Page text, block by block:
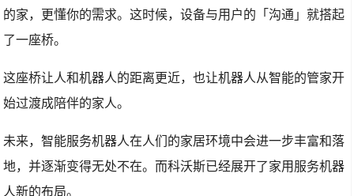
的家，更懂你的需求。这时候，设备与用户的「沟通」就搭起
了一座桥。
这座桥让人和机器人的距离更近，也让机器人从智能的管家开
始过渡成陪伴的家人。
未来，智能服务机器人在人们的家居环境中会进一步丰富和落
地，并逐渐变得无处不在。而科沃斯已经展开了家用服务机器
人新的布局。